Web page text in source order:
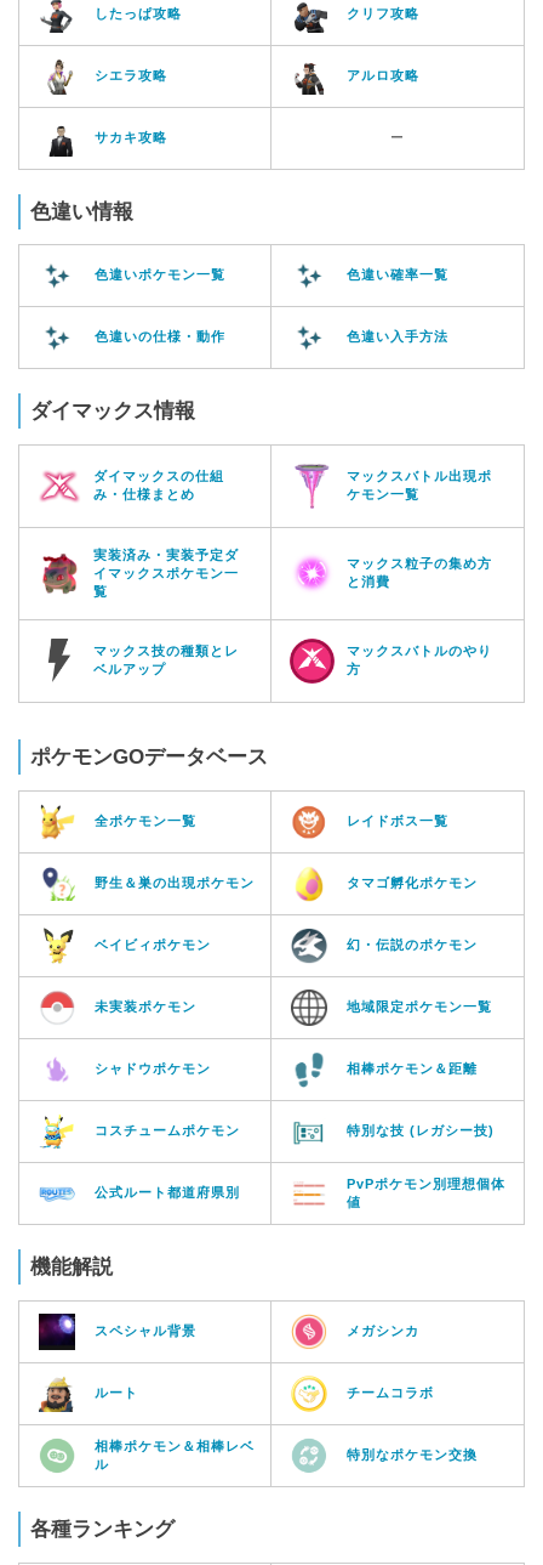
したっぱ攻略 クリフ攻略
シエラ攻略 アルロ攻略
サカキ攻略 ー
色違い情報
色違いポケモン一覧 色違い確率一覧
色違いの仕様・動作 色違い入手方法
ダイマックス情報
ダイマックスの仕組
み・仕様まとめ
マックスバトル出現ポ
ケモン一覧
実装済み・実装予定ダ
イマックスポケモン一
覧
マックス粒子の集め方
と消費
マックス技の種類とレ
ベルアップ
マックスバトルのやり
方
ポケモンGOデータベース
全ポケモン一覧 レイドボス一覧
野生＆巣の出現ポケモン タマゴ孵化ポケモン
ベイビィポケモン 幻・伝説のポケモン
未実装ポケモン 地域限定ポケモン一覧
シャドウポケモン 相棒ポケモン＆距離
コスチュームポケモン 特別な技 (レガシー技)
公式ルート都道府県別
PvPポケモン別理想個体
値
機能解説
スペシャル背景 メガシンカ
ルート チームコラボ
相棒ポケモン＆相棒レベ
ル
特別なポケモン交換
各種ランキング